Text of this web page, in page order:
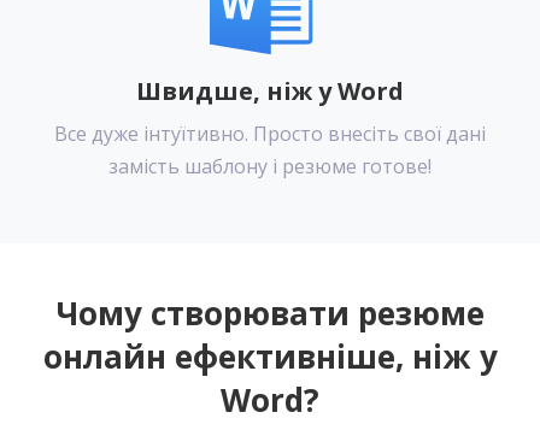
Швидше, ніж у Word
Все дуже інтуїтивно. Просто внесіть свої дані
замість шаблону і резюме готове!
Чому створювати резюме
онлайн ефективніше, ніж у
Word?